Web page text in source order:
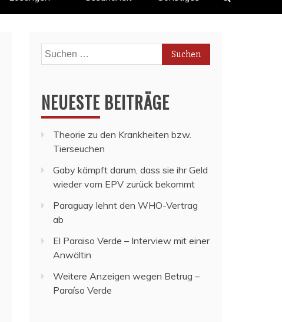
Suchen
nach:
NEUESTE BEITRÄGE
Theorie zu den Krankheiten bzw.
Tierseuchen
Gaby kämpft darum, dass sie ihr Geld
wieder vom EPV zurück bekommt
Paraguay lehnt den WHO-Vertrag
ab
El Paraiso Verde – Interview mit einer
Anwältin
Weitere Anzeigen wegen Betrug –
Paraíso Verde